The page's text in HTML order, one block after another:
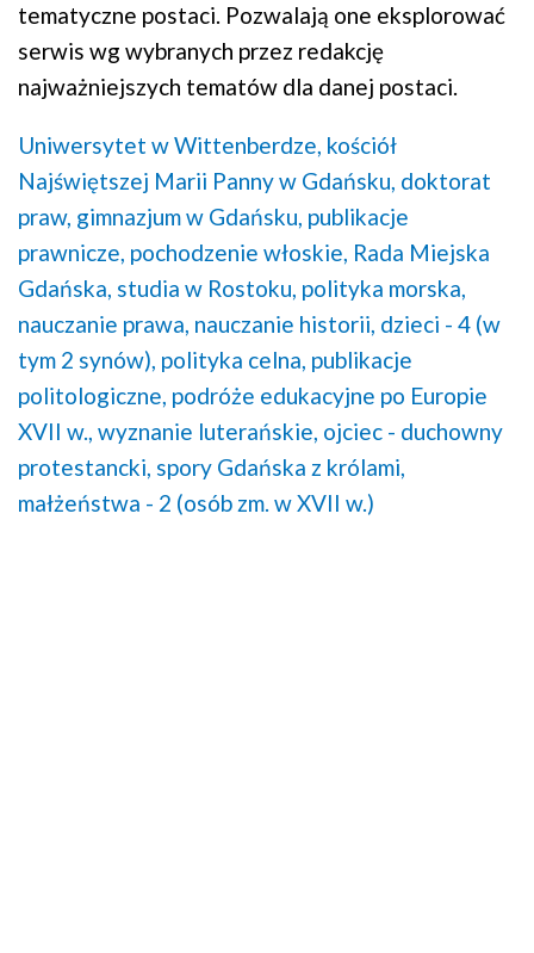
tematyczne postaci. Pozwalają one eksplorować
serwis wg wybranych przez redakcję
najważniejszych tematów dla danej postaci.
Uniwersytet w Wittenberdze, kościół
Najświętszej Marii Panny w Gdańsku, doktorat
praw, gimnazjum w Gdańsku, publikacje
prawnicze, pochodzenie włoskie, Rada Miejska
Gdańska, studia w Rostoku, polityka morska,
nauczanie prawa, nauczanie historii, dzieci - 4 (w
tym 2 synów), polityka celna, publikacje
politologiczne, podróże edukacyjne po Europie
XVII w., wyznanie luterańskie, ojciec - duchowny
protestancki, spory Gdańska z królami,
małżeństwa - 2 (osób zm. w XVII w.)